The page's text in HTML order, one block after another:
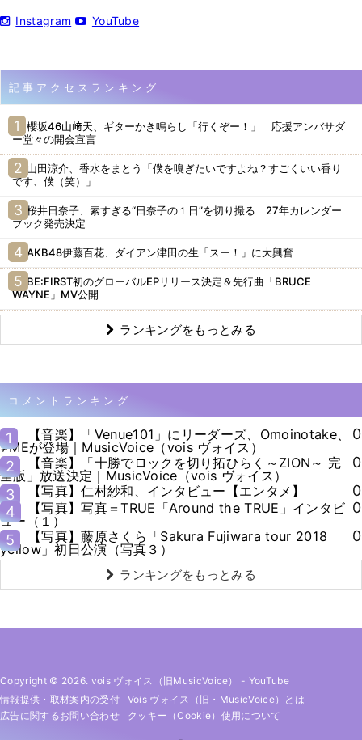
Instagram YouTube
記事アクセスランキング
櫻坂46山﨑天、ギターかき鳴らし「行くぞー！」 応援アンバサダ
ー堂々の開会宣言
山田涼介、香水をまとう「僕を嗅ぎたいですよね？すごくいい香り
です、僕（笑）」
桜井日奈子、素すぎる“日奈子の１日”を切り撮る 27年カレンダー
ブック発売決定
AKB48伊藤百花、ダイアン津田の生「スー！」に大興奮
BE:FIRST初のグローバルEPリリース決定＆先行曲「BRUCE
WAYNE」MV公開
ランキングをもっとみる
コメントランキング
1
【音楽】「Venue101」にリーダーズ、Omoinotake、
≠MEが登場｜MusicVoice（vois ヴォイス）
0
2
【音楽】「十勝でロックを切り拓ひらく～ZION～ 完
全版」放送決定｜MusicVoice（vois ヴォイス）
0
3
【写真】仁村紗和、インタビュー【エンタメ】
0
4
【写真】写真＝TRUE「Around the TRUE」インタビ
ュー（１）
0
5
【写真】藤原さくら「Sakura Fujiwara tour 2018
yellow」初日公演（写真３）
0
ランキングをもっとみる
Copyright © 2026. vois ヴォイス（旧MusicVoice） - YouTube
情報提供・取材案内の受付
Vois ヴォイス（旧・MusicVoice）とは
広告に関するお問い合わせ
クッキー（cookie）使用について